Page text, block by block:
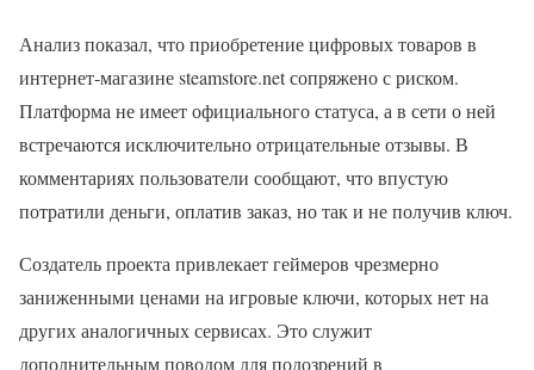
Анализ показал, что приобретение цифровых товаров в
интернет-магазине steamstore.net сопряжено с риском.
Платформа не имеет официального статуса, а в сети о ней
встречаются исключительно отрицательные отзывы. В
комментариях пользователи сообщают, что впустую
потратили деньги, оплатив заказ, но так и не получив ключ.
Создатель проекта привлекает геймеров чрезмерно
заниженными ценами на игровые ключи, которых нет на
других аналогичных сервисах. Это служит
дополнительным поводом для подозрений в